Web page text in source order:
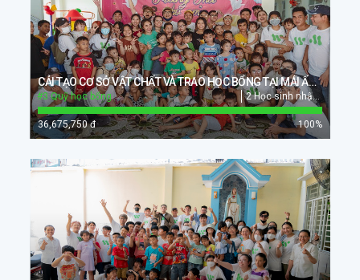
CẢI TẠO CƠ SỞ VẬT CHẤT VÀ TRAO HỌC BỔNG TẠI MÁI ẤM THI ÂN
2 Học sinh nhận học bổng Lime Orange
#3 Quỹ học bổng
36,675,750 đ 100%